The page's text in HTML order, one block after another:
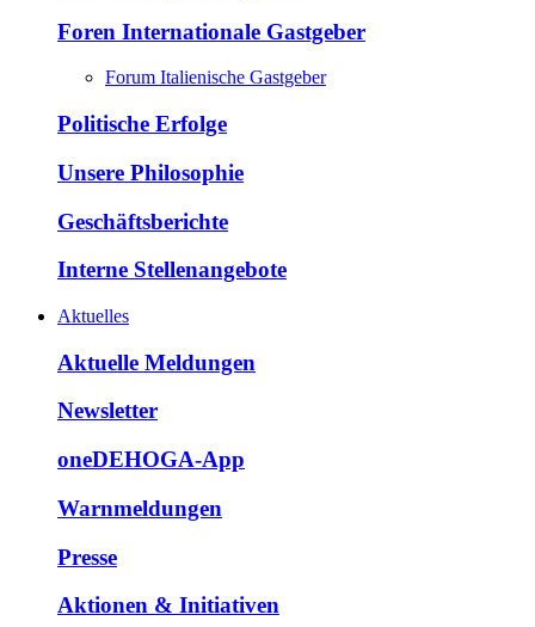
Foren Internationale Gastgeber
Forum Italienische Gastgeber
Politische Erfolge
Unsere Philosophie
Geschäftsberichte
Interne Stellenangebote
Aktuelles
Aktuelle Meldungen
Newsletter
oneDEHOGA-App
Warnmeldungen
Presse
Aktionen & Initiativen